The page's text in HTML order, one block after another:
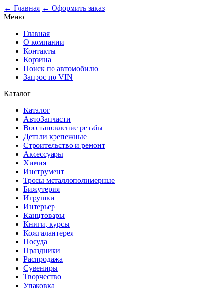
← Главная ← Оформить заказ
Меню
Главная
О компании
Контакты
Корзина
Поиск по автомобилю
Запрос по VIN
Каталог
Каталог
АвтоЗапчасти
Восстановление резьбы
Детали крепежные
Строительство и ремонт
Аксессуары
Химия
Инструмент
Тросы металлополимерные
Бижутерия
Игрушки
Интерьер
Канцтовары
Книги, курсы
Кожгалантерея
Посуда
Праздники
Распродажа
Сувениры
Творчество
Упаковка